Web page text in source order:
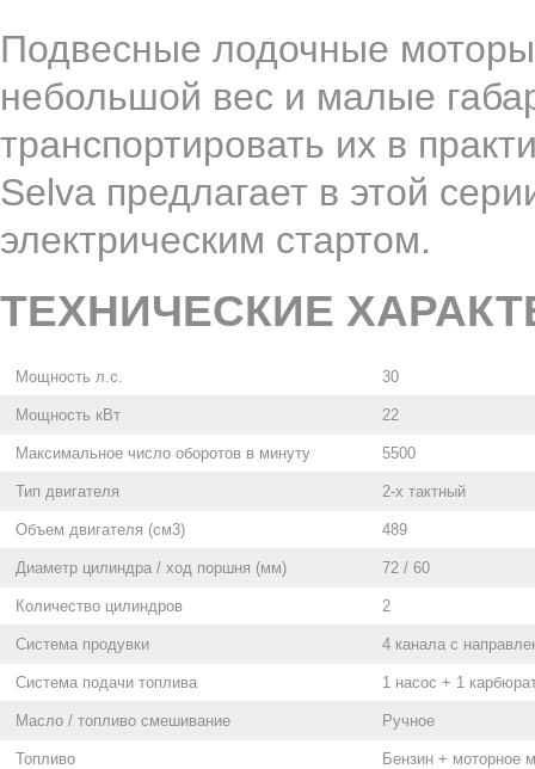
Подвесные лодочные
небольшой вес и малые
транспортировать их в
Selva предлагает в этой
электрическим стартом.
ТЕХНИЧЕСКИЕ
Мощность л.с. 30
Мощность кВт 22
Максимальное число оборотов в минуту 5500
Тип двигателя 2-х тактный
Объем двигателя (см3) 489
Диаметр цилиндра / ход поршня (мм) 72 / 60
Количество цилиндров 2
Система продувки 4 канала с
Система подачи топлива 1 насос + 1
Масло / топливо смешивание Ручное
Топливо Бензин + моторное